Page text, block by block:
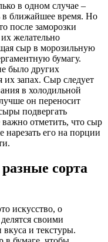
в одном случае –
в ближайшее время. Но
после заморозки
желательно
сыр в морозильную
бумагу.
было других
их запах. Сыр следует
в холодильной
он переносит
подвергать
отметить, что сыр
нарезать его на порции
сорта
искусство, о
своими
вкуса и текстуры.